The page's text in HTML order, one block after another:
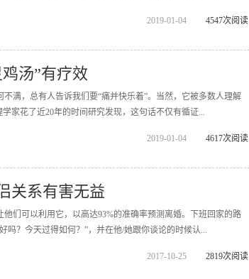
2019-01-04 4547次阅读
汤”有疗效
满，总有人告诉我们要“痛并快乐着”。当然，它被多数人理解
家花了近20年的时间研究发现，这句话不仅有循证...
2019-01-04 4617次阅读
关系有害无益
们可以利用它，以高达93%的准确率预测离婚。下班回家的路
吗？今天过得如何？”，并在他/她跟你谈论的时候认...
2017-10-25 2819次阅读